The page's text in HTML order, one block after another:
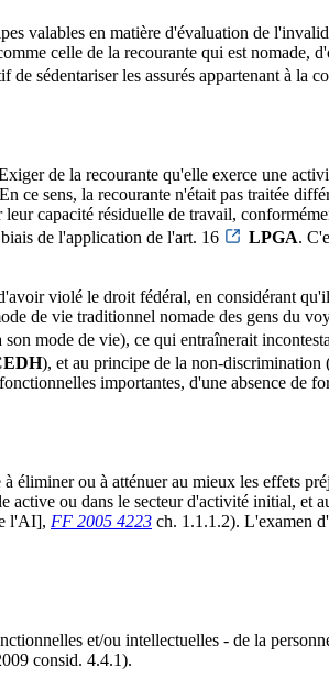
valables en matière d'évaluation de
celle de la recourante qui est nomade,
sédentariser les assurés appartenant à la
de la recourante qu'elle exerce une
ce sens, la recourante n'était pas traitée
capacité résiduelle de travail,
de l'application de l'art. 16
LPGA.
violé le droit fédéral, en considérant
de vie traditionnel nomade des gens du
son mode de vie), ce qui entraînerait
), et au principe de la non-discrimination
importantes, d'une absence de
éliminer ou à atténuer au mieux les effets
ou dans le secteur d'activité initial, et
l'AI], FF 2005 4223 ch. 1.1.1.2). L'examen
et/ou intellectuelles - de la
consid. 4.4.1).